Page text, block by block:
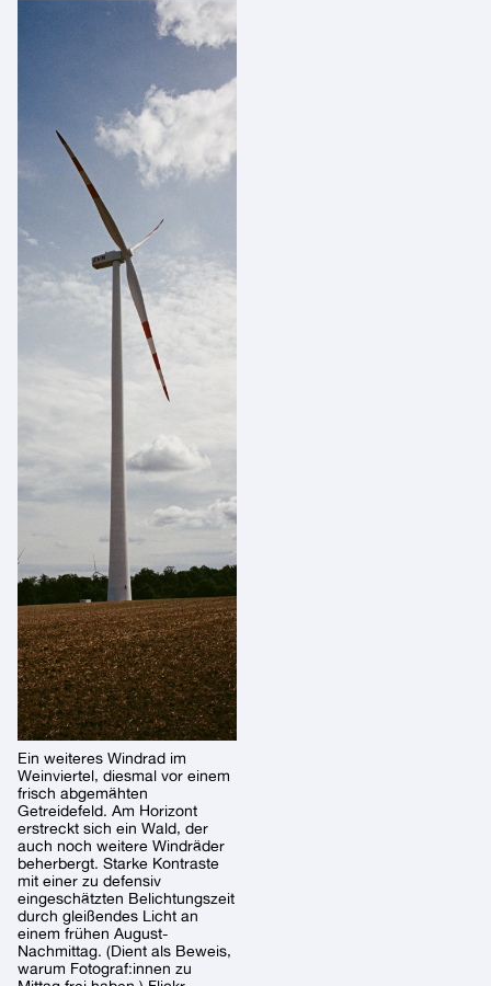
Ein weiteres Windrad im
Weinviertel, diesmal vor einem
frisch abgemähten
Getreidefeld. Am Horizont
erstreckt sich ein Wald, der
auch noch weitere Windräder
beherbergt. Starke Kontraste
mit einer zu defensiv
eingeschätzten Belichtungszeit
durch gleißendes Licht an
einem frühen August-
Nachmittag. (Dient als Beweis,
warum Fotograf:innen zu